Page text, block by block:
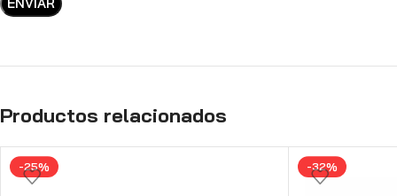
Productos relacionados
-25% -32%